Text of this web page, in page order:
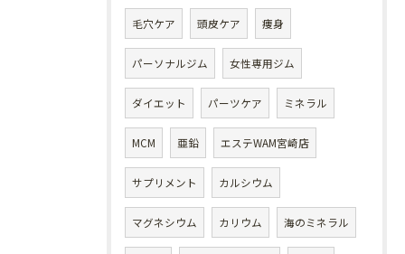
毛穴ケア 頭皮ケア 痩身
パーソナルジム 女性専用ジム
ダイエット パーツケア ミネラル
MCM 亜鉛 エステWAM宮崎店
サプリメント カルシウム
マグネシウム カリウム 海のミネラル